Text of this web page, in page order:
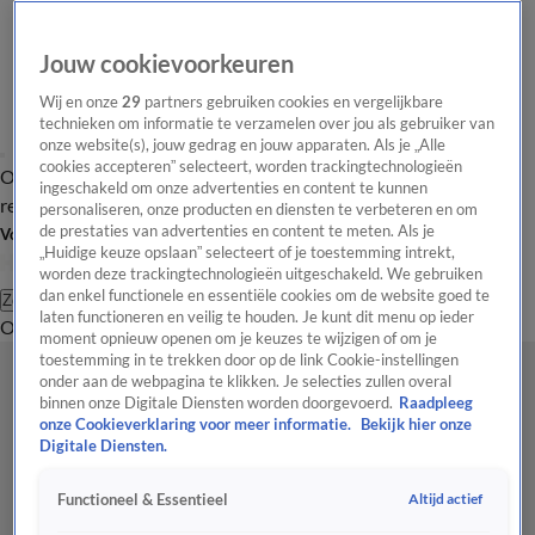
Overzicht Laatste nieuws Regionieuws Het beste van Hart
Tip de
redactie
Volg Hart van Nederland
Zoeken
OverzichtRegioUitzendingenWeerTip de redactiePanelVideo's
Jouw cookievoorkeuren
Wij en onze29 partners gebruiken cookies en vergelijkbare
technieken om informatie te verzamelen over jou als gebruiker van
onze website(s), jouw gedrag en jouw apparaten. Als je „Alle
cookies accepteren” selecteert, worden trackingtechnologieën
ingeschakeld om onze advertenties en content te kunnen
personaliseren, onze producten en diensten te verbeteren en om
de prestaties van advertenties en content te meten. Als je
„Huidige keuze opslaan” selecteert of je toestemming intrekt,
worden deze trackingtechnologieën uitgeschakeld. We gebruiken
dan enkel functionele en essentiële cookies om de website goed te
laten functioneren en veilig te houden. Je kunt dit menu op ieder
moment opnieuw openen om je keuzes te wijzigen of om je
toestemming in te trekken door op de link Cookie-instellingen
onder aan de webpagina te klikken. Je selecties zullen overal
binnen onze Digitale Diensten worden doorgevoerd. Raadpleeg
onze Cookieverklaring voor meer informatie.
Bekijk hier onze
Digitale Diensten.
Functioneel & Essentieel Altijd actief